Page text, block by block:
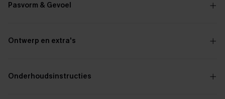
Pasvorm & Gevoel
Ontwerp en extra's
Onderhoudsinstructies